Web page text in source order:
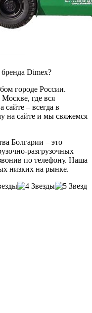
Dimex?
городе России.
Москве, где вся
сайте – всегда в
на сайте и мы свяжемся
Болгарии – это
разгрузочных
по телефону. Наша
низких на рынке.